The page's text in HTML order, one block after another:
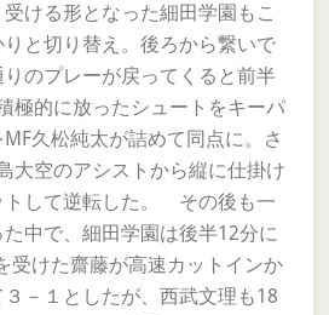
ける形となった細田学園もこ
と切り替え。後ろから繋いで
のプレーが戻ってくると前半
極的に放ったシュートをキーパ
久松純太が詰めて同点に。さ
大空のアシストから縦に仕掛け
トして逆転した。 その後も一
中で、細田学園は後半12分に
受けた齋藤が高速カットインか
－１としたが、西武文理も18